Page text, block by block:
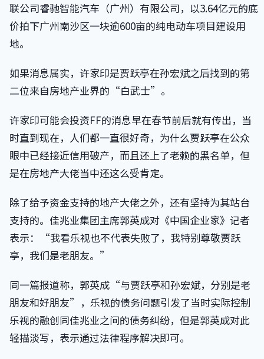
联公司睿驰智能汽车（广州）有限公司，以3.64亿元的底
价拍下广州南沙区一块逾600亩的纯电动车项目建设用
地。
如果消息属实，许家印是贾跃亭在孙宏斌之后找到的第
二位来自房地产业界的“白武士”。
许家印可能会投资FF的消息早在春节前后就有传出，当
时直到现在，人们都一直很好奇，为什么贾跃亭在公众
眼中已经接近信用破产，而且还上了老赖的黑名单，但
是在房地产大佬当中还这么受肯定。
除了给予资金支持的地产大佬之外，还有坚持为其站台
支持的。佳兆业集团主席郭英成对《中国企业家》记者
表示：“我看乐视也不代表失败了，我特别尊敬贾跃
亭，我们是老朋友。”
同一篇报道称，郭英成“与贾跃亭和孙宏斌，分别是老
朋友和好朋友”，乐视的债务问题引发了当时实际控制
乐视的融创同佳兆业之间的债务纠纷，但是郭英成对此
轻描淡写，表示通过法律程序解决即可。